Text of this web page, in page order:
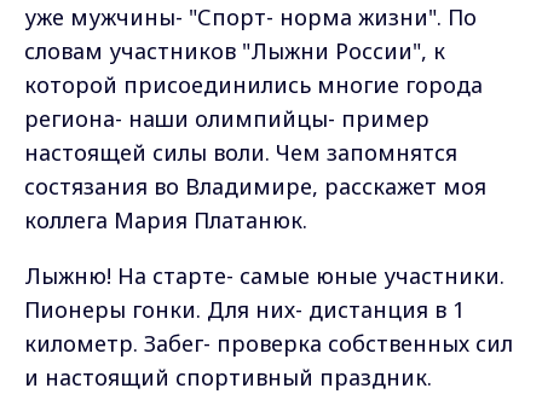
уже мужчины- "Спорт- норма жизни". По
словам участников "Лыжни России", к
которой присоединились многие города
региона- наши олимпийцы- пример
настоящей силы воли. Чем запомнятся
состязания во Владимире, расскажет моя
коллега Мария Платанюк.
Лыжню! На старте- самые юные участники.
Пионеры гонки. Для них- дистанция в 1
километр. Забег- проверка собственных сил
и настоящий спортивный праздник.